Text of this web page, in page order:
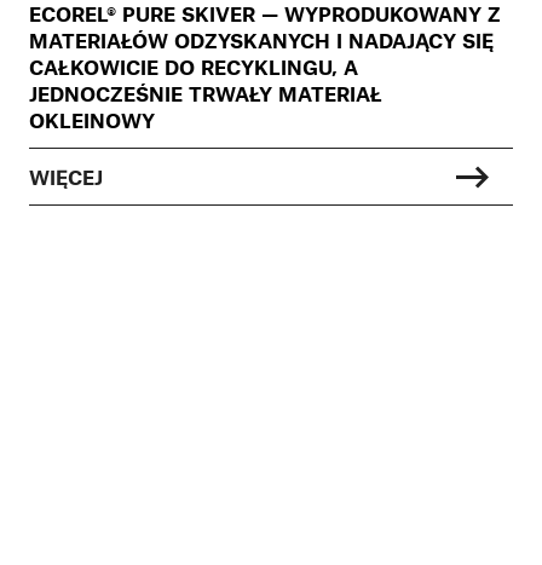
ECOREL® PURE SKIVER — WYPRODUKOWANY Z
MATERIAŁÓW ODZYSKANYCH I NADAJĄCY SIĘ
CAŁKOWICIE DO RECYKLINGU, A
JEDNOCZEŚNIE TRWAŁY MATERIAŁ
OKLEINOWY
WIĘCEJ